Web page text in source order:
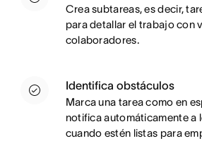
Crea subtareas, es decir,
para detallar el trabajo con
colaboradores.
Identifica obstáculos
Marca una tarea como en
notifica automáticamente a
cuando estén listas para